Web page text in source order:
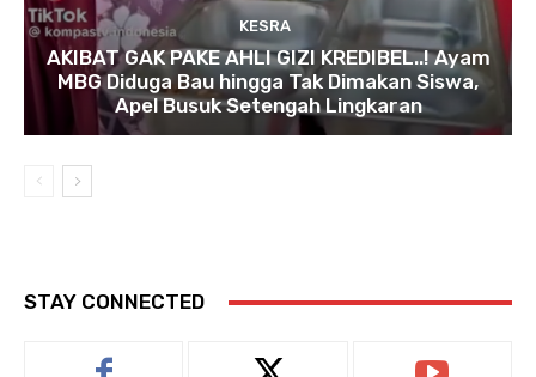
KESRA
AKIBAT GAK PAKE AHLI GIZI KREDIBEL..! Ayam
MBG Diduga Bau hingga Tak Dimakan Siswa,
Apel Busuk Setengah Lingkaran
STAY CONNECTED